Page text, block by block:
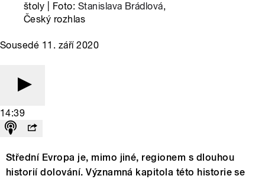
štoly | Foto: Stanislava Brádlová,
Český rozhlas
Sousedé 11. září 2020
14:39
Střední Evropa je, mimo jiné, regionem s dlouhou
historií dolování. Významná kapitola této historie se